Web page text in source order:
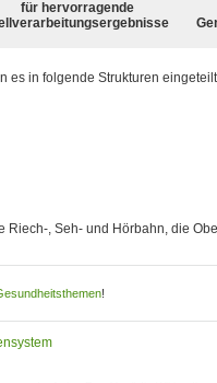
für hervorragende
es in folgende Strukturen
Riech-, Seh- und Hörbahn, die
!